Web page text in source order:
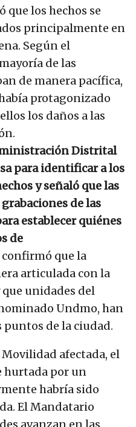
que los hechos se
principalmente en
Según el
de las
de manera pacífica,
protagonizado
los daños a las
Distrital
para identificar a los
y señaló que las
de las
establecer quiénes
de
que la
articulada con la
unidades del
Undmo, han
de la ciudad.
afectada, el
hurtada por un
habría sido
El Mandatario